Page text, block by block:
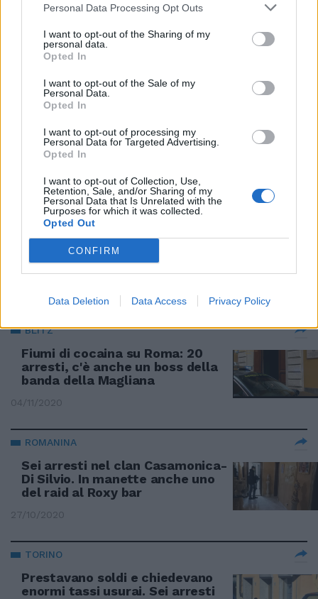
Personal Data Processing Opt Outs
I want to opt-out of the Sharing of my
personal data.
Opted In
I want to opt-out of the Sale of my
Personal Data.
Opted In
I want to opt-out of processing my
Personal Data for Targeted Advertising.
Opted In
I want to opt-out of Collection, Use,
Retention, Sale, and/or Sharing of my
Personal Data that Is Unrelated with the
Purposes for which it was collected.
Opted Out
CONFIRM
Data Deletion Data Access Privacy Policy
Ladri di luce, nuovo blitz a Roma.
Via i sigilli e continuano a rubare
energia elettrica
OPERAZIONE DEI CARABINIERI
L'ambulanza per spacciare la
droga: maxi-retata a Salerno.
Pioggia di arresti
23/09/2021
BLITZ
Pizzo, coca e rapporti con la
mafia americana: 16 arresti a
Palermo
BLITZ
Fiumi di cocaina su Roma: 20
arresti, c'è anche un boss della
banda della Magliana
04/11/2020
ROMANINA
Sei arresti nel clan Casamonica-
Di Silvio. In manette anche uno
del raid al Roxy bar
27/10/2020
TORINO
Prestavano soldi e chiedevano
enormi tassi usurai. Sei arresti